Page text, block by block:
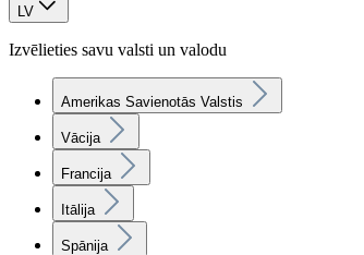
LV
Izvēlieties savu valsti un valodu
Amerikas Savienotās Valstis
Vācija
Francija
Itālija
Spānija